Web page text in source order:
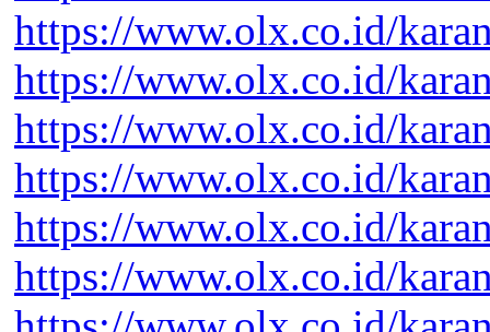
https://www.olx.co.id/
https://www.olx.co.id/
https://www.olx.co.id/
https://www.olx.co.id/
https://www.olx.co.id/
https://www.olx.co.id/